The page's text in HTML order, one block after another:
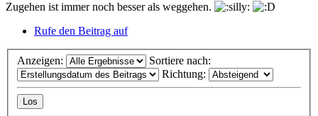
Zugehen ist immer noch besser als weggehen.
Rufe den Beitrag auf
Anzeigen:
Sortiere nach:
Richtung: